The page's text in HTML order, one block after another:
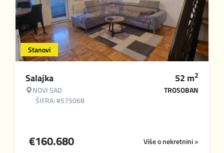
Stanovi
Salajka
NOVI SAD
ŠIFRA: #575068
52 m2
TROSOBAN
Više o nekretnini >
€160.680